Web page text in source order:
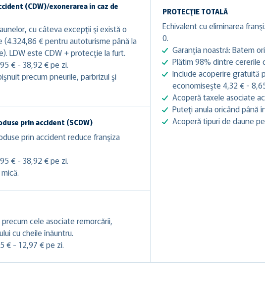
(CDW)/exonerarea în caz de
cu câteva excepţii şi există o
€ pentru autoturisme până la
LDW este CDW + protecţie la furt.
€ - 38,92 € pe zi.
precum pneurile, parbrizul şi
prin accident (SCDW)
prin accident reduce franşiza
€ - 38,92 € pe zi.
cele asociate remorcării,
cu cheile înăuntru.
€ - 12,97 € pe zi.
PROTECŢIE TOTALĂ
Echivalent cu eliminarea
0.
Garanţia noastră: Batem
Plătim 98% dintre cererile
Include acoperire gratuită
economiseşte 4,32 € -
Acoperă taxele asociate
Puteţi anula oricând până
Acoperă tipuri de daune